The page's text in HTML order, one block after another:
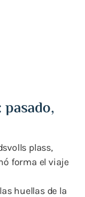
plass,
forma el viaje
huellas de la